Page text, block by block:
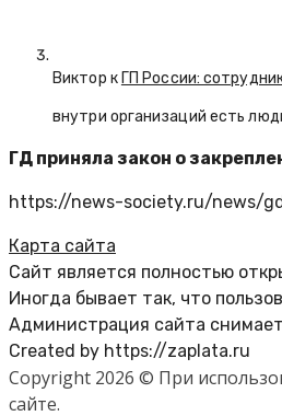
Виктор к ГП России:
внутри организаций есть
ГД приняла закон о
https://news-society.ru/news/
Карта сайта
Сайт является полностью
Иногда бывает так, что
Администрация сайта
Created by https://zaplata.ru
Copyright 2026 © При
сайте.